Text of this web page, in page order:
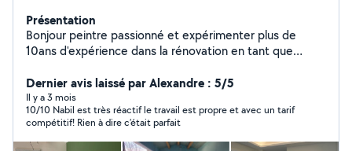
Présentation
Bonjour peintre passionné et expérimenter plus de
10ans d'expérience dans la rénovation en tant que
eaux .
Dernier avis laissé par Alexandre : 5/5
Il y a 3 mois
10/10 Nabil est très réactif le travail est propre et avec un tarif
compétitif! Rien à dire c’était parfait